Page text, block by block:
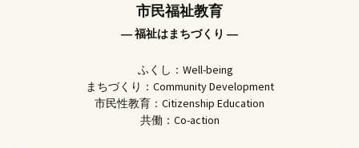
市民福祉教育
― 福祉はまちづくり ―
ふくし：Well-being
まちづくり：Community Development
市民性教育：Citizenship Education
共働：Co-action